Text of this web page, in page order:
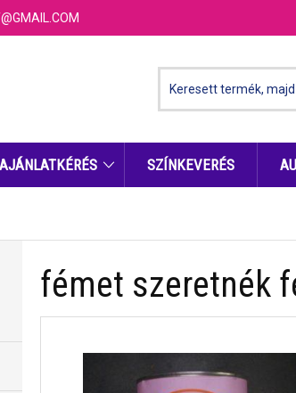
AJÁNLATKÉRÉS SZÍNKEVERÉS
fémet szeretnék